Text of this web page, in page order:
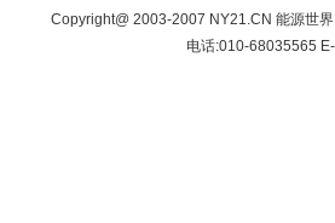
Copyright@ 2003-2007 NY21.CN 能源世
电话:010-68035565